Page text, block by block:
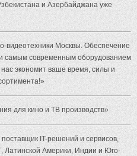
и Азербайджана уже
видеотехники Москвы. Обеспечение
самым современным оборудованием
экономит ваше время, силы и
для кино и ТВ производств»
IT-решений и сервисов,
Америки, Индии и Юго-